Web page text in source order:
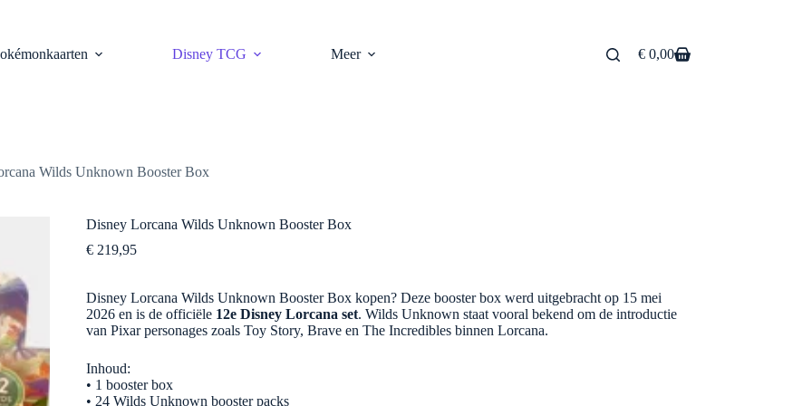
Disney TCG Meer Winkelwagen
€0,00
Wilds Unknown Booster Box
Disney Lorcana Wilds Unknown Booster Box
€219,95
Disney Lorcana Wilds Unknown Booster Box kopen? Deze booster box werd uitgebracht op 15 mei
2026 en is de officiële 12e Disney Lorcana set. Wilds Unknown staat vooral bekend om de introductie
van Pixar personages zoals Toy Story, Brave en The Incredibles binnen Lorcana.
Inhoud:
• 1 booster box
• 24 Wilds Unknown booster packs